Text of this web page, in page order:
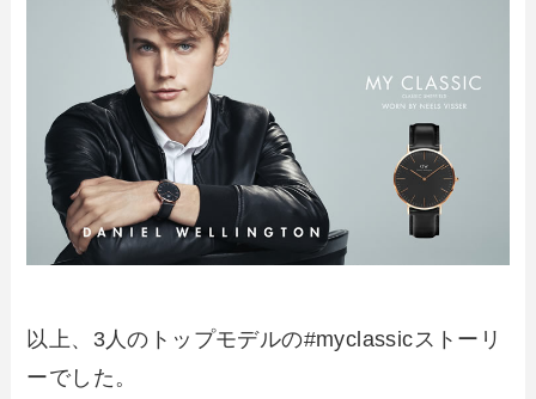
以上、3人のトップモデルの#myclassicストーリ
ーでした。